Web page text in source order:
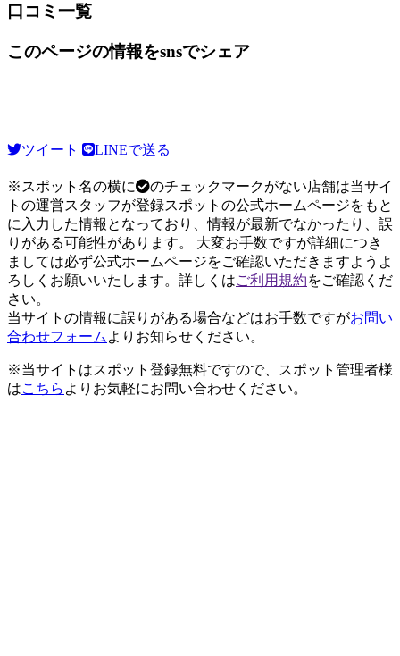
口コミ一覧
このページの情報をsnsでシェア
ツイート LINEで送る
※スポット名の横に
のチェックマークがない店舗は当サイ
トの運営スタッフが登録スポットの公式ホームページをもと
に入力した情報となっており、情報が最新でなかったり、誤
りがある可能性があります。 大変お手数ですが詳細につき
ましては必ず公式ホームページをご確認いただきますようよ
ろしくお願いいたします。詳しくはご利用規約をご確認くだ
さい。
当サイトの情報に誤りがある場合などはお手数ですがお問い
合わせフォーム よりお知らせください。
※当サイトはスポット登録無料ですので、スポット管理者様
はこちら よりお気軽にお問い合わせください。